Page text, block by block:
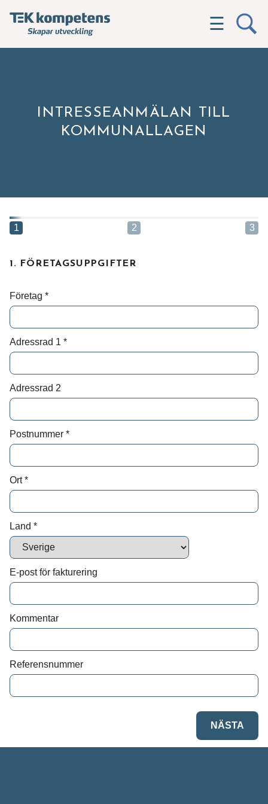
☰
INTRESSEANMÄLAN TILL
KOMMUNALLAGEN
1 2 3
1. FÖRETAGSUPPGIFTER
Företag *
Adressrad 1 *
Adressrad 2
Postnummer *
Ort*
Land *
E-post för fakturering
Kommentar
Referensnummer
NÄSTA
Hittar du inte utbildningen du söker?
Skriv till oss om vad du har för behov och
önskemål, så återkommer vi med svar.
Förnamn*
Vi behandlar dina personuppgifter i enlighet med